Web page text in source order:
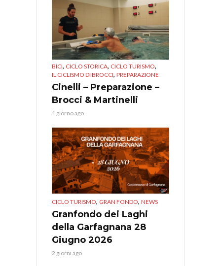
BICI, CICLO STORICA, CICLO TURISMO,
IL CICLISMO DI BROCCI, PREPARAZIONE
Cinelli – Preparazione –
Brocci & Martinelli
1 giorno ago
CICLO TURISMO, GRAN FONDO, NEWS
Granfondo dei Laghi
della Garfagnana 28
Giugno 2026
2 giorni ago